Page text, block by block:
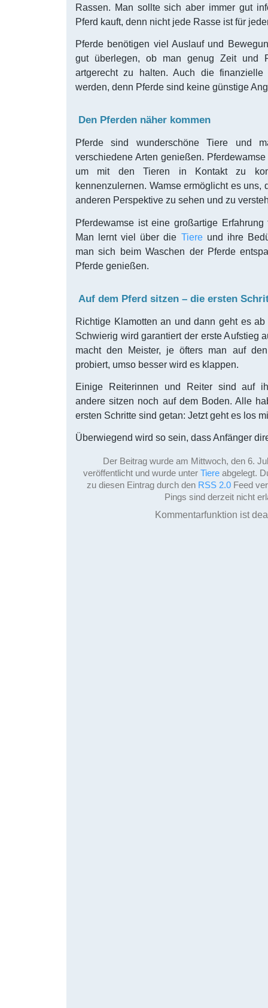
Rassen. Man sollte sich aber immer gut
Pferd kauft, denn nicht jede Rasse ist für
Pferde benötigen viel Auslauf und
gut überlegen, ob man genug Zeit und
artgerecht zu halten. Auch die finanzielle
werden, denn Pferde sind keine günstige
Den Pferden näher kommen
Pferde sind wunderschöne Tiere und
verschiedene Arten genießen.
um mit den Tieren in Kontakt zu
kennenzulernen. Wamse ermöglicht es uns,
anderen Perspektive zu sehen und zu
Pferdewamse ist eine großartige
Man lernt viel über die Tiereund ihre
man sich beim Waschen der Pferde
Pferde genießen.
Auf dem Pferd sitzen – die ersten
Richtige Klamotten an und dann geht es
Schwierig wird garantiert der erste Aufstieg
macht den Meister, je öfters man auf
probiert, umso besser wird es klappen.
Einige Reiterinnen und Reiter sind auf
andere sitzen noch auf dem Boden. Alle
ersten Schritte sind getan: Jetzt geht es los
Überwiegend wird so sein, dass Anfänger
Der Beitrag wurde am Mittwoch, den 6.
veröffentlicht und wurde unter Tiere abgelegt.
zu diesen Eintrag durch den RSS 2.0Feed
Pings sind derzeit nicht
Kommentarfunktion ist